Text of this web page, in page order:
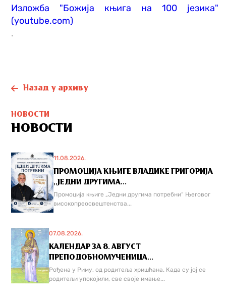
Изложба "Божија књига на 100 језика"
(youtube.com)
.
Назад у архиву
НОВОСТИ
НОВОСТИ
11.08.2026.
ПРОМОЦИЈА КЊИГЕ ВЛАДИКЕ ГРИГОРИЈА
,,ЈЕДНИ ДРУГИМА...
Промоција књиге „Једни другима потребни“ Његовог
високопреосвештенства...
07.08.2026.
КАЛЕНДАР ЗА 8. АВГУСТ
ПРЕПОДОБНОМУЧЕНИЦА...
Рођена у Риму, од родитеља хришћана. Када су јој се
родитељи упокојили, све своје имање...